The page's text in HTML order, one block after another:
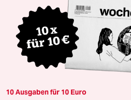
10 Ausgaben für 10 Euro